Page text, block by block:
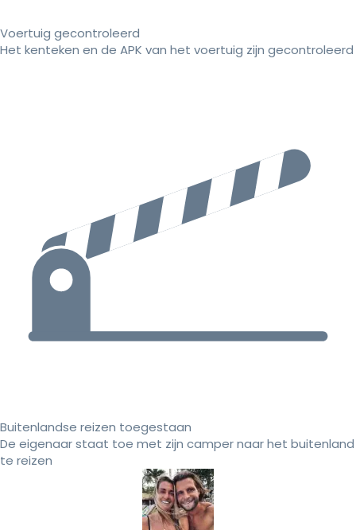
Voertuig gecontroleerd
Het kenteken en de APK van het voertuig zijn gecontroleerd
Buitenlandse reizen toegestaan
De eigenaar staat toe met zijn camper naar het buitenland
te reizen